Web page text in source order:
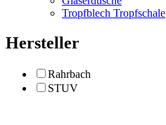
Tropfblech Tropfschale
Hersteller
Rahrbach
STUV